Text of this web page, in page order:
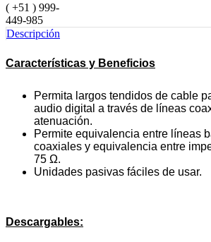
( +51 ) 999-
449-985
Descripción
Características y Beneficios
Permita largos tendidos de cable
audio digital a través de líneas
atenuación.
Permite equivalencia entre líneas
coaxiales y equivalencia entre
75 Ω.
Unidades pasivas fáciles de usar.
Descargables: